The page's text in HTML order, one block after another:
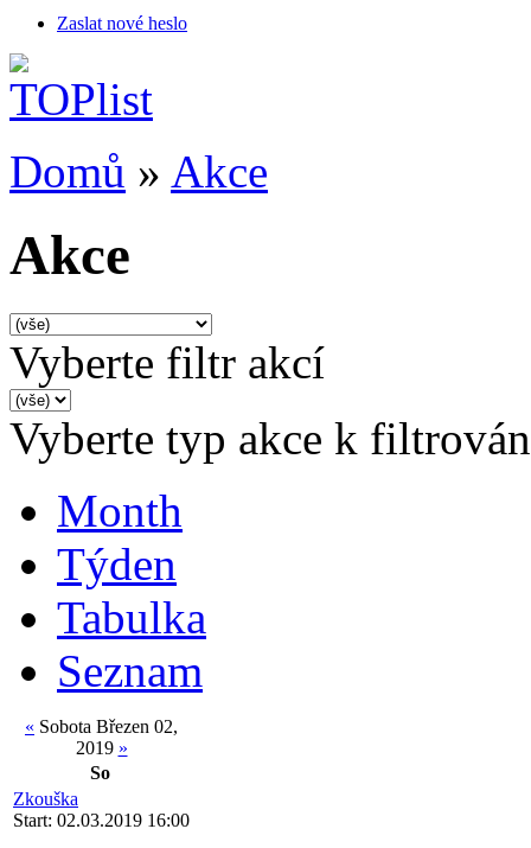
Zaslat nové heslo
Domů » Akce
Akce
Vyberte filtr akcí
Vyberte typ akce k
Month
Týden
Tabulka
Seznam
« Sobota Březen 02,
2019 »
So
Zkouška
Start: 02.03.2019 16:00